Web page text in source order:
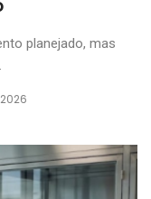
planejado, mas